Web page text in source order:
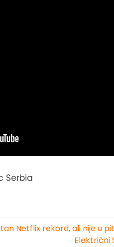
Serbia
Netflix rekord, ali nije u
Električni